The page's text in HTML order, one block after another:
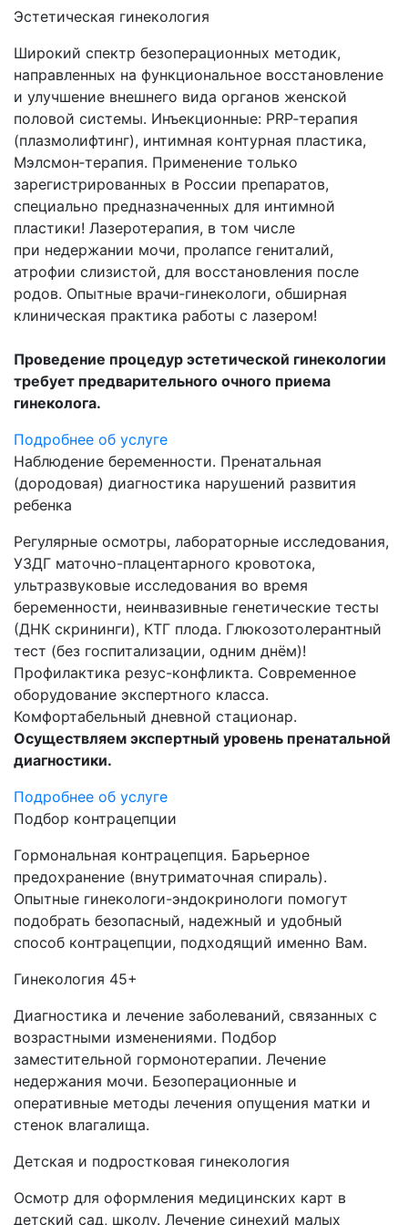
Эстетическая гинекология
Широкий спектр безоперационных методик,
направленных на функциональное восстановление
и улучшение внешнего вида органов женской
половой системы. Инъекционные: PRP‑терапия
(плазмолифтинг), интимная контурная пластика,
Мэлсмон‑терапия. Применение только
зарегистрированных в России препаратов,
специально предназначенных для интимной
пластики! Лазеротерапия, в том числе
при недержании мочи, пролапсе гениталий,
атрофии слизистой, для восстановления после
родов. Опытные врачи‑гинекологи, обширная
клиническая практика работы с лазером!
Проведение процедур эстетической гинекологии
требует предварительного очного приема
гинеколога.
Подробнее об услуге
Наблюдение беременности. Пренатальная
(дородовая) диагностика нарушений развития
ребенка
Регулярные осмотры, лабораторные исследования,
УЗДГ маточно-плацентарного кровотока,
ультразвуковые исследования во время
беременности, неинвазивные генетические тесты
(ДНК скрининги), КТГ плода. Глюкозотолерантный
тест (без госпитализации, одним днём)!
Профилактика резус-конфликта. Современное
оборудование экспертного класса.
Комфортабельный дневной стационар.
Осуществляем экспертный уровень пренатальной
диагностики.
Подробнее об услуге
Подбор контрацепции
Гормональная контрацепция. Барьерное
предохранение (внутриматочная спираль).
Опытные гинекологи-эндокринологи помогут
подобрать безопасный, надежный и удобный
способ контрацепции, подходящий именно Вам.
Гинекология 45+
Диагностика и лечение заболеваний, связанных с
возрастными изменениями. Подбор
заместительной гормонотерапии. Лечение
недержания мочи. Безоперационные и
оперативные методы лечения опущения матки и
стенок влагалища.
Детская и подростковая гинекология
Осмотр для оформления медицинских карт в
детский сад, школу. Лечение синехий малых